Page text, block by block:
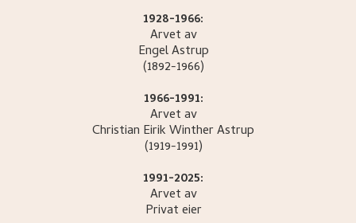
1928-1966:
Arvet av
EngelAstrup
(1892-1966)
1966-1991:
Arvet av
Christian Eirik WintherAstrup
(1919-1991)
1991-2025:
Arvet av
Privat eier